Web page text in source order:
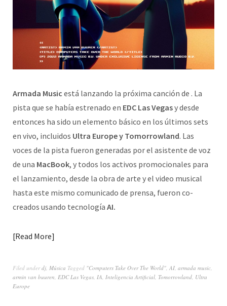
Armada Music está lanzando la próxima canción de . La
pista que se había estrenado en EDC Las Vegasy desde
entonces ha sido un elemento básico en los últimos sets
en vivo, incluidos Ultra Europe y Tomorrowland. Las
voces de la pista fueron generadas por el asistente de voz
de una MacBook, y todos los activos promocionales para
el lanzamiento, desde la obra de arte y el video musical
hasta este mismo comunicado de prensa, fueron co-
creados usando tecnología AI.
Read More
Filed underdj, Música Tagged "Computers Take Over The World", AI, armada music,
armin van buuren, EDC Las Vegas, IA, Inteligencia Artificial, Tomorrowland, Ultra
Europe